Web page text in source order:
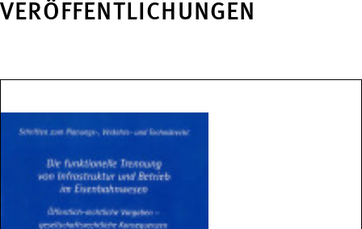
VERÖFFENTLICHUNGEN